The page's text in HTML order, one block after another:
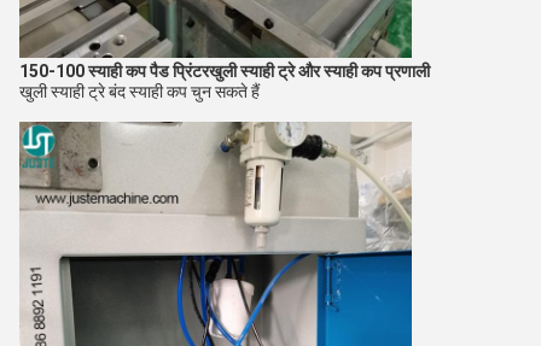
150-100 स्याही कप पैड प्रिंटरखुली स्याही ट्रे और स्याही कप प्रणाली
खुली स्याही ट्रे बंद स्याही कप चुन सकते हैं